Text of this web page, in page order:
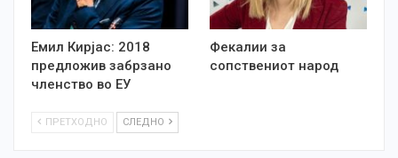
Емил Кирјас: 2018
предложив забрзано
членство во ЕУ
Фекалии за
сопствениот народ
ПРЕТХОДНО СЛЕДНО